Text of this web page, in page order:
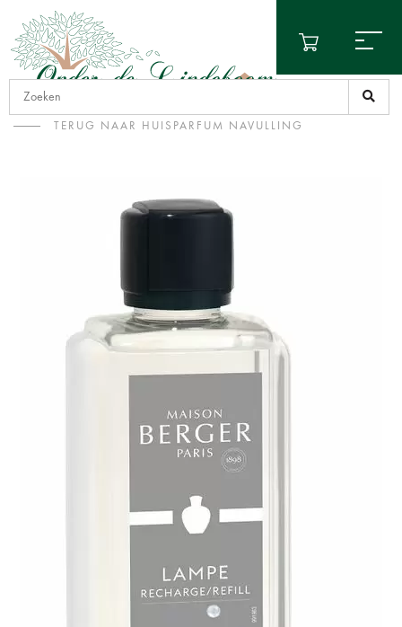
TERUG NAAR HUISPARFUM NAVULLING